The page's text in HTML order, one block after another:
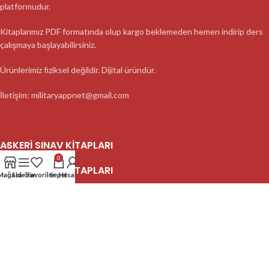
platformudur.
Kitaplarımız PDF formatında olup kargo beklemeden hemen indirip ders
çalışmaya başlayabilirsiniz.
Ürünlerimiz fiziksel değildir. Dijital üründür.
İletişim: militaryappnet@gmail.com
ASKERI SINAV KITAPLARI
ASKERI SINAV KITAPLARI
SidebarFavoriler
0
SepetHesabım